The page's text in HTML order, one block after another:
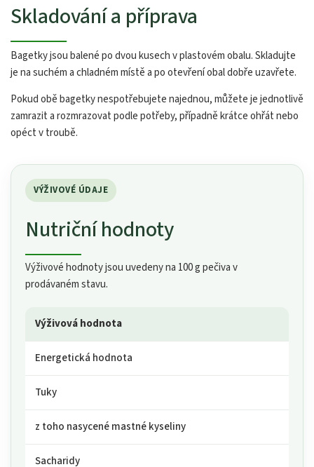
Skladování a příprava
Bagetky jsou balené po dvou kusech v plastovém obalu. Skladujte
je na suchém a chladném místě a po otevření obal dobře uzavřete.
Pokud obě bagetky nespotřebujete najednou, můžete je jednotlivě
zamrazit a rozmrazovat podle potřeby, případně krátce ohřát nebo
opéct v troubě.
VÝŽIVOVÉ ÚDAJE
Nutriční hodnoty
Výživové hodnoty jsou uvedeny na 100 g pečiva v
prodávaném stavu.
Výživová hodnota
Energetická hodnota
Tuky
z toho nasycené mastné kyseliny
Sacharidy